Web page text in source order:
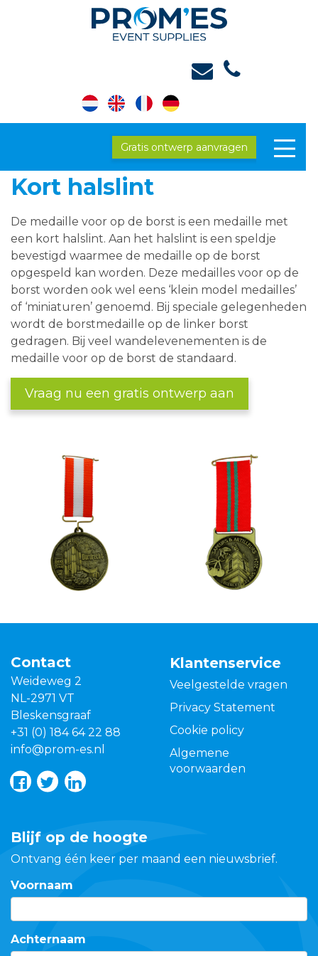
Gratis ontwerp aanvragen
Kort halslint
De medaille voor op de borst is een medaille met
een kort halslint. Aan het halslint is een speldje
bevestigd waarmee de medaille op de borst
opgespeld kan worden. Deze medailles voor op de
borst worden ook wel eens ‘klein model medailles’
of ‘miniaturen’ genoemd. Bij speciale gelegenheden
wordt de borstmedaille op de linker borst
gedragen. Bij veel wandelevenementen is de
medaille voor op de borst de standaard.
Vraag nu een gratis ontwerp aan
Contact
Weideweg 2
NL-2971 VT
Bleskensgraaf
+31 (0) 184 64 22 88
info@prom-es.nl
Klantenservice
Veelgestelde vragen
Privacy Statement
Cookie policy
Algemene
voorwaarden
Blijf op de hoogte
Ontvang één keer per maand een nieuwsbrief.
Voornaam
Achternaam